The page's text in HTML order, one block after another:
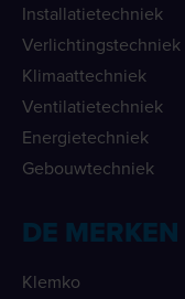
Installatietechniek
Verlichtingstechniek
Klimaattechniek
Ventilatietechniek
Energietechniek
Gebouwtechniek
DE MERKEN
Klemko